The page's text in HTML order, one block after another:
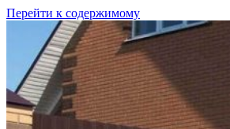
Перейти к содержимому